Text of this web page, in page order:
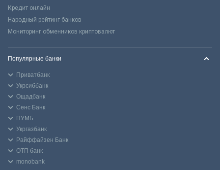
Кредит онлайн
Народный рейтинг банков
Мониторинг обменников криптовалют
Популярные банки
Приватбанк
Укрсиббанк
Ощадбанк
Сенс Банк
ПУМБ
Укргазбанк
Райффайзен Банк
ОТП банк
monobank